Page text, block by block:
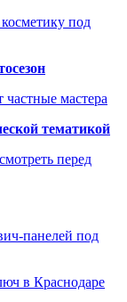
под
мастера
тематикой
перед
панелей под
в Краснодаре